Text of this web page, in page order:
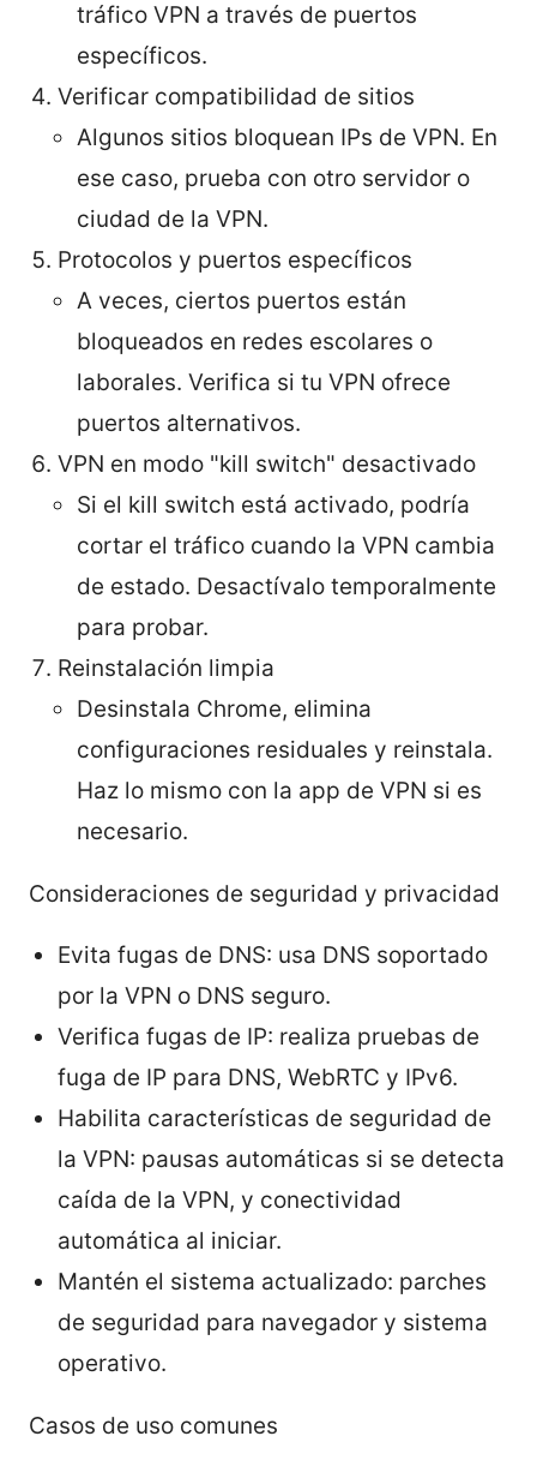
tráfico VPN a través de puertos
específicos.
Verificar compatibilidad de sitios
Algunos sitios bloquean IPs de VPN. En
ese caso, prueba con otro servidor o
ciudad de la VPN.
Protocolos y puertos específicos
A veces, ciertos puertos están
bloqueados en redes escolares o
laborales. Verifica si tu VPN ofrece
puertos alternativos.
VPN en modo "kill switch" desactivado
Si el kill switch está activado, podría
cortar el tráfico cuando la VPN cambia
de estado. Desactívalo temporalmente
para probar.
Reinstalación limpia
Desinstala Chrome, elimina
configuraciones residuales y reinstala.
Haz lo mismo con la app de VPN si es
necesario.
Consideraciones de seguridad y privacidad
Evita fugas de DNS: usa DNS soportado
por la VPN o DNS seguro.
Verifica fugas de IP: realiza pruebas de
fuga de IP para DNS, WebRTC y IPv6.
Habilita características de seguridad de
la VPN: pausas automáticas si se detecta
caída de la VPN, y conectividad
automática al iniciar.
Mantén el sistema actualizado: parches
de seguridad para navegador y sistema
operativo.
Casos de uso comunes